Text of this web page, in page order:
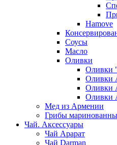
Hamove
Соусы
Масло
Оливки
Оливки
Оливки
Оливки
Оливки
Мед из Армении
Грибы
Чай. Аксессуары
Чай Арарат
Чай Darman